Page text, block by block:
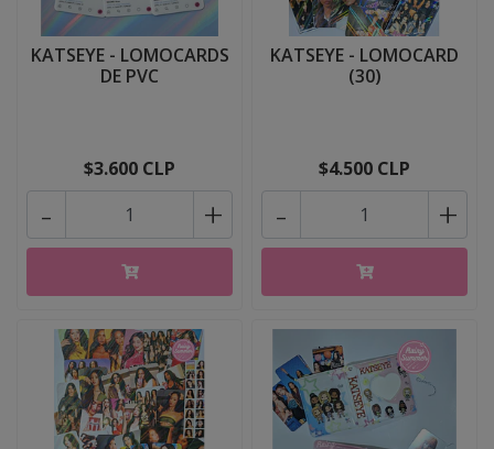
KATSEYE - LOMOCARDS
DE PVC
$3.600 CLP
+
-
KATSEYE - LOMOCARD
(30)
$4.500 CLP
+
-